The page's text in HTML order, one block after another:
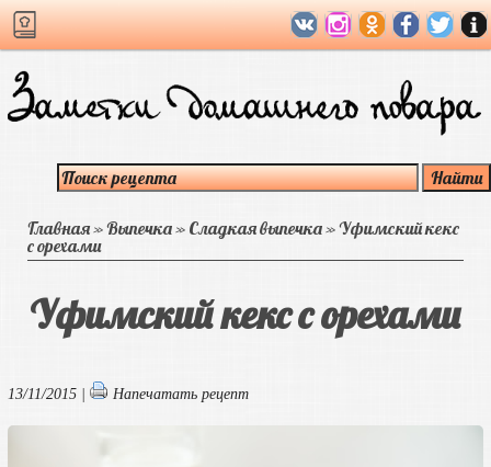
Главная»Выпечка» Сладкая выпечка»Уфимский кекс
с орехами
Уфимский кекс с орехами
13/11/2015 | Напечатать рецепт